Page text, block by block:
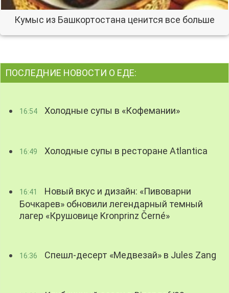
Кумыс из Башкортостана ценится все больше
ПОСЛЕДНИЕ НОВОСТИ О ЕДЕ:
16:54 Холодные супы в «Кофемании»
16:49 Холодные супы в ресторане Atlantica
16:41
Новый вкус и дизайн: «Пивоварни
Бочкарев» обновили легендарный темный
лагер «Крушовице Kronprinz Černé»
16:36 Спешл-десерт «Медвезай» в Jules Zang